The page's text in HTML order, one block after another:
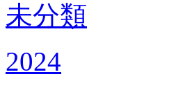
未分類
2024